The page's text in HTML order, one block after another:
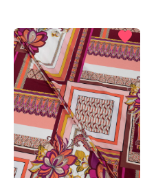
favorite